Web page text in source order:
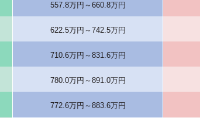
557.8万円～660.8万円
622.5万円～742.5万円
710.6万円～831.6万円
780.0万円～891.0万円
772.6万円～883.6万円